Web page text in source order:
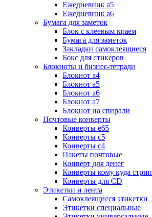
Ежедневник а5
Ежедневник а6
Бумага для заметок
Блок с клеевым краем
Бумага для заметок
Закладки самоклеящиеся
Бокс для стикеров
Блокноты и бизнес-тетради
Блокнот а4
Блокнот а5
Блокнот а6
Блокнот а7
Блокнот на спирали
Почтовые конверты
Конверты е65
Конверты с5
Конверты с4
Пакеты почтовые
Конверт для денег
Конверты кому куда стрип
Конверты для CD
Этикетки и лента
Самоклеящиеся этикетки
Этикетки специальные